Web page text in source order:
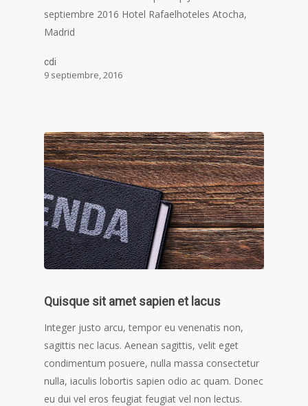
septiembre 2016 Hotel Rafaelhoteles Atocha,
Madrid
cdi
9 septiembre, 2016
Quisque sit amet sapien et lacus
Integer justo arcu, tempor eu venenatis non,
sagittis nec lacus. Aenean sagittis, velit eget
condimentum posuere, nulla massa consectetur
nulla, iaculis lobortis sapien odio ac quam. Donec
eu dui vel eros feugiat feugiat vel non lectus.